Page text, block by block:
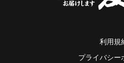
利用規
プライバシー